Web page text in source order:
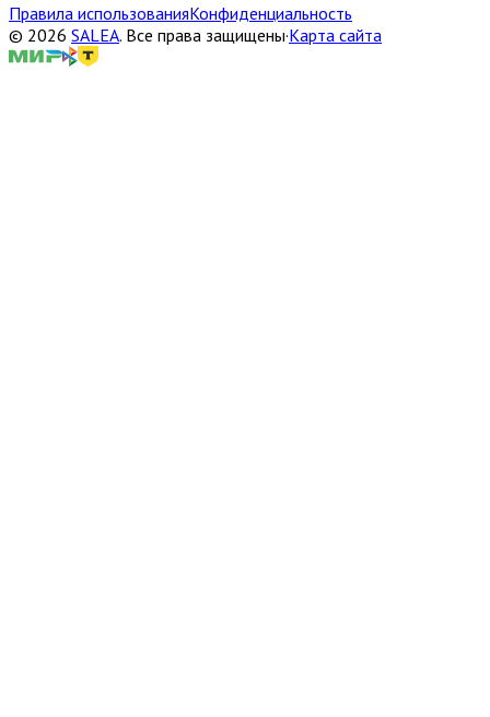
Правила использованияКонфиденциальность
© 2026 SALEA. Все права защищены·Карта сайта